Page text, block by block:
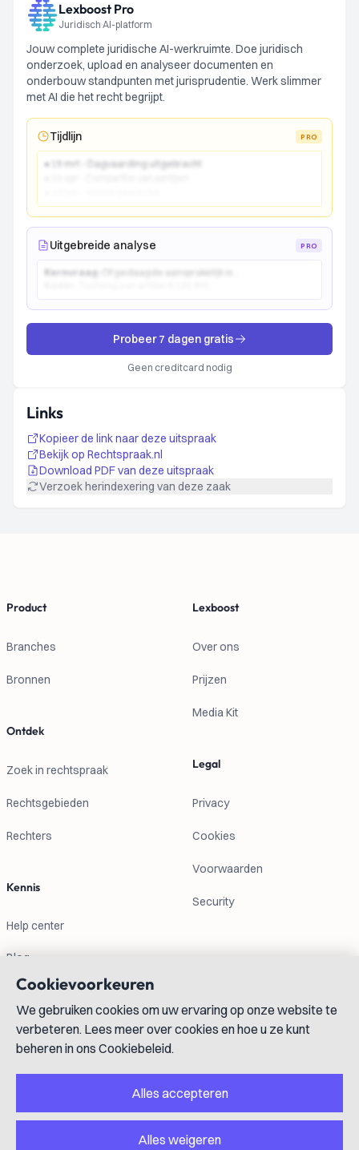
Lexboost Pro
Juridisch AI-platform
Jouw complete juridische AI-werkruimte. Doe juridisch
onderzoek, upload en analyseer documenten en
onderbouw standpunten met jurisprudentie. Werk slimmer
met AI die het recht begrijpt.
Tijdlijn PRO
● 15 mrt - Dagvaarding uitgebracht
Uitgebreide analyse PRO
Kernvraag:
Probeer 7 dagen gratis
Geen creditcard nodig
Links
Kopieer de link naar deze uitspraak
Bekijk op Rechtspraak.nl
Download PDF van deze uitspraak
Verzoek herindexering van deze zaak
Product
Branches
Bronnen
Ontdek
Zoek in rechtspraak
Rechtsgebieden
Rechters
Kennis
Help center
Blog
Lexboost
Over ons
Prijzen
Media Kit
Legal
Privacy
Cookies
Voorwaarden
Security
Contactgegevens
info@lexboost.com
GitHubYouTube
Cookievoorkeuren
We gebruiken cookies om uw ervaring op onze website te
verbeteren. Lees meer over cookies en hoe u ze kunt
beheren in ons Cookiebeleid.
Alles accepteren
Alles weigeren